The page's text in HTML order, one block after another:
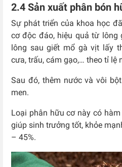
2.4 Sản xuất phân bón
Sự phát triển của khoa học
cơ độc đáo, hiệu quả từ lông
lông sau giết mổ gà vịt lấy
cưa, trấu, cám gạo,… theo tỉ lệ
Sau đó, thêm nước và vôi
men.
Loại phân hữu cơ này có
giúp sinh trưởng tốt, khỏe
– 45%.